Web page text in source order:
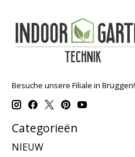
Besuche unsere Filiale in Brüggen!
Categorieën
NIEUW